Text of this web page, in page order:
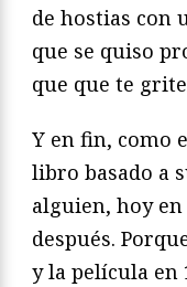
de hostias con
que se quiso
que que te
Y en fin, como
libro basado a
alguien, hoy en
después.
y la película en